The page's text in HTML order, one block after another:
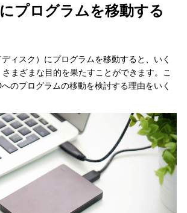
プログラムを移動する
ィスク）にプログラムを移動すると、いく
まざまな目的を果たすことができます。こ
のプログラムの移動を検討する理由をいく